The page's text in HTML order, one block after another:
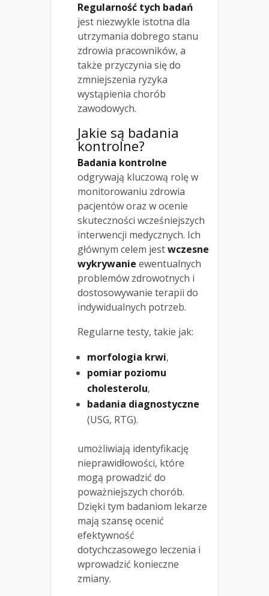
Regularność tych badań
jest niezwykle istotna dla
utrzymania dobrego stanu
zdrowia pracowników, a
także przyczynia się do
zmniejszenia ryzyka
wystąpienia chorób
zawodowych.
Jakie są badania
kontrolne?
Badania kontrolne
odgrywają kluczową rolę w
monitorowaniu zdrowia
pacjentów oraz w ocenie
skuteczności wcześniejszych
interwencji medycznych. Ich
głównym celem jestwczesne
wykrywanie ewentualnych
problemów zdrowotnych i
dostosowywanie terapii do
indywidualnych potrzeb.
Regularne testy, takie jak:
morfologia krwi,
pomiar poziomu
cholesterolu,
badania diagnostyczne
(USG, RTG).
umożliwiają identyfikację
nieprawidłowości, które
mogą prowadzić do
poważniejszych chorób.
Dzięki tym badaniom lekarze
mają szansę ocenić
efektywność
dotychczasowego leczenia i
wprowadzić konieczne
zmiany.